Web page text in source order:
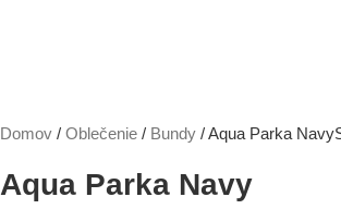
Domov Oblečenie Bundy Aqua Parka Navy
Aqua Parka Navy